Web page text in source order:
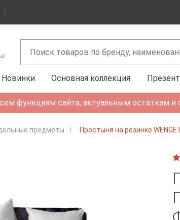
Новинки Основная коллекция
функциям сайта, актуальным остаткам и
предметы Простыня на резинке